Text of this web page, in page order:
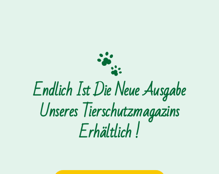
Endlich Ist Die Neue Ausgabe
Unseres Tierschutzmagazins
Erhältlich !